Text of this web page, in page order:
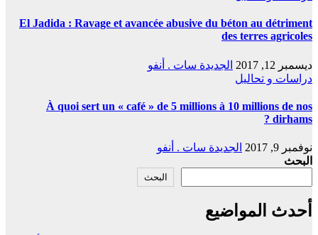
El Jadida : Ravage et avancée abusive du béton au détriment
des terres agricoles
ديسمبر 12, 2017
الجديدة سات . أنفو
دراسات و تحاليل
À quoi sert un « café » de 5 millions à 10 millions de nos
dirhams ?
نوفمبر 9, 2017
الجديدة سات . أنفو
البحث
البحث
أحدث المواضيع